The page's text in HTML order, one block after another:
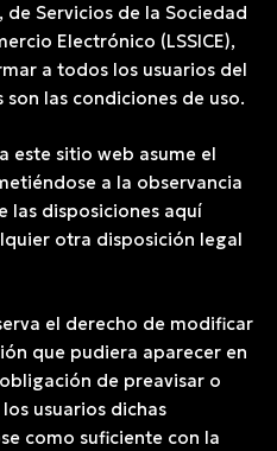
de Servicios de la Sociedad
Electrónico (LSSICE),
a todos los usuarios del
las condiciones de uso.
este sitio web asume el
a la observancia
las disposiciones aquí
otra disposición legal
el derecho de modificar
que pudiera aparecer en
de preavisar o
usuarios dichas
como suficiente con la